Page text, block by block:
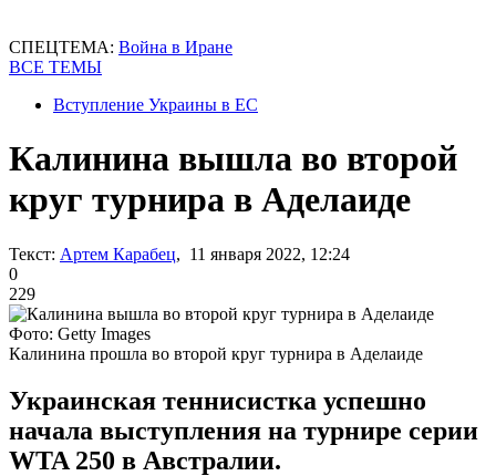
СПЕЦТЕМА: Война в Иране
ВСЕ ТЕМЫ
Вступление Украины в ЕС
Калинина вышла во второй
круг турнира в Аделаиде
Текст: Артем Карабец, 11 января 2022, 12:24
0
229
Фото: Getty Images
Калинина прошла во второй круг турнира в Аделаиде
Украинская теннисистка успешно
начала выступления на турнире серии
WTA 250 в Австралии.